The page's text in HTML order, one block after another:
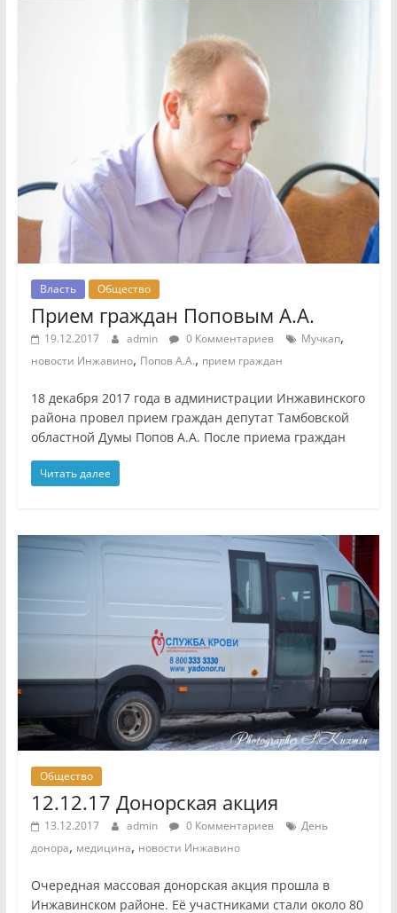
Власть Общество
Прием граждан Поповым А.А.
19.12.2017 admin 0 Комментариев Мучкап,
новости Инжавино, Попов А.А., прием граждан
18 декабря 2017 года в администрации Инжавинского
района провел прием граждан депутат Тамбовской
областной Думы Попов А.А. После приема граждан
Читать далее
Общество
12.12.17 Донорская акция
13.12.2017 admin 0 Комментариев
День
донора, медицина, новости Инжавино
Очередная массовая донорская акция прошла в
Инжавинском районе. Её участниками стали около 80